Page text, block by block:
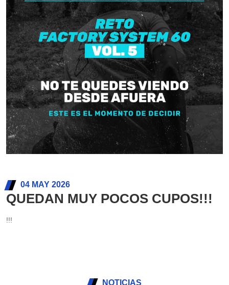
04 MAY 2026
QUEDAN MUY POCOS CUPOS!!!
!!!
NOTICIAS